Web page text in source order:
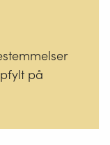
på